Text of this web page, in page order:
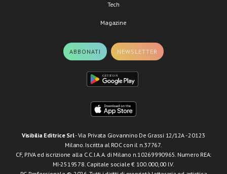
Tech
Magazine
ABBONATI NEWSLETTER
Visibilia Editrice Srl- Via Privata Giovannino De Grassi 12/12A - 20123
Milano. Iscritta al ROC con il n.37767.
CF, P.IVA ed iscrizione alla C.C.I.A.A. di Milano n.10269990965. Numero REA:
MI-2519578. Capitale sociale € 100.000,00 I.V.